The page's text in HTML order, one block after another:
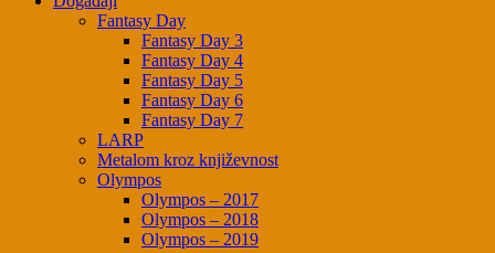
Fantasy Day
Fantasy Day 3
Fantasy Day 4
Fantasy Day 5
Fantasy Day 6
Fantasy Day 7
LARP
Metalom kroz književnost
Olympos
Olympos – 2017
Olympos – 2018
Olympos – 2019